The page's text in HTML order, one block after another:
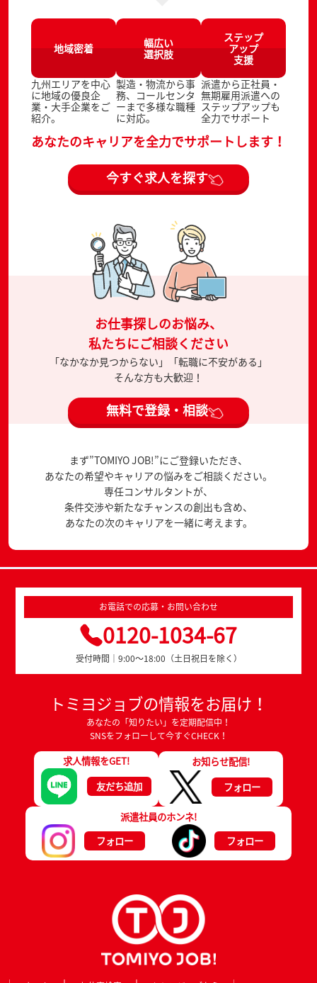
地域密着
九州エリアを中心
に地域の優良企
業・大手企業をご
紹介。
幅広い
選択肢
製造・物流から事
務、コールセンタ
ーまで多様な職種
に対応。
ステップ
アップ
支援
派遣から正社員・
無期雇用派遣への
ステップアップも
全力でサポート
あなたのキャリアを全力でサポートします！
今すぐ求人を探す
お仕事探しのお悩み、
私たちにご相談ください
「なかなか見つからない」「転職に不安がある」
そんな方も大歓迎！
無料で登録・相談
まず”TOMIYO JOB!”にご登録いただき、
あなたの希望やキャリアの悩みをご相談ください。
専任コンサルタントが、
条件交渉や新たなチャンスの創出も含め、
あなたの次のキャリアを一緒に考えます。
お電話での応募・お問い合わせ
0120-1034-67
受付時間｜9:00～18:00（土日祝日を除く）
トミヨジョブの情報をお届け！
あなたの「知りたい」を定期配信中！
SNSをフォローして今すぐCHECK！
求人情報をGET!
友だち追加
お知らせ配信!
フォロー
派遣社員のホンネ!
フォロー
フォロー